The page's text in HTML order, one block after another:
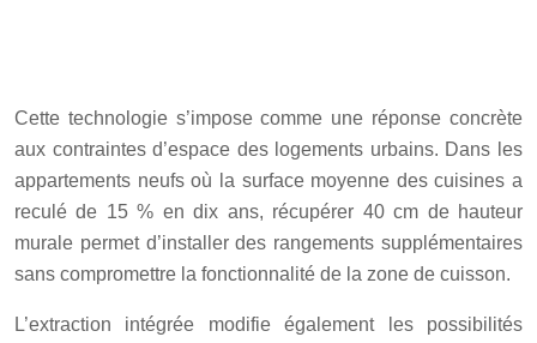
Cette technologie s’impose comme une réponse concrète
aux contraintes d’espace des logements urbains. Dans les
appartements neufs où la surface moyenne des cuisines a
reculé de 15 % en dix ans, récupérer 40 cm de hauteur
murale permet d’installer des rangements supplémentaires
sans compromettre la fonctionnalité de la zone de cuisson.
L’extraction intégrée modifie également les possibilités